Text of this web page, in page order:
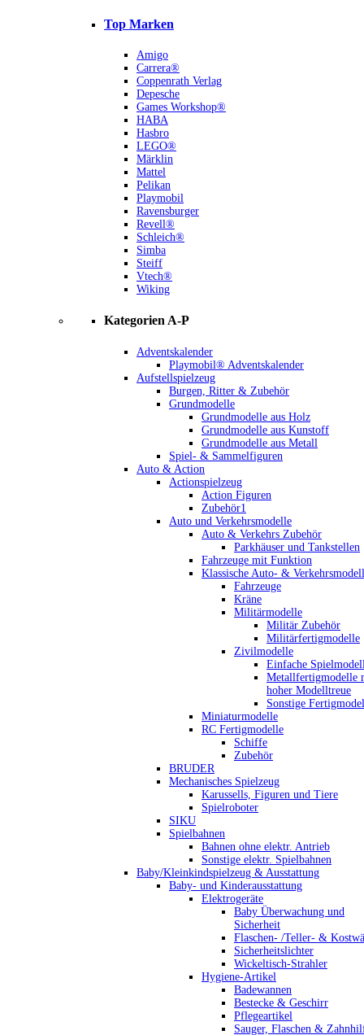
Top Marken
Amigo
Carrera®
Coppenrath Verlag
Depesche
Games Workshop®
HABA
Hasbro
LEGO®
Märklin
Mattel
Pelikan
Playmobil
Ravensburger
Revell®
Schleich®
Simba
Steiff
Vtech®
Wiking
Kategorien A-P
Adventskalender
Playmobil® Adventskalender
Aufstellspielzeug
Burgen, Ritter & Zubehör
Grundmodelle
Grundmodelle aus Holz
Grundmodelle aus Kunstoff
Grundmodelle aus Metall
Spiel- & Sammelfiguren
Auto & Action
Actionspielzeug
Action Figuren
Zubehör1
Auto und Verkehrsmodelle
Auto & Verkehrs Zubehör
Parkhäuser und Tankstellen
Fahrzeuge mit Funktion
Klassische Auto- &
Fahrzeuge
Kräne
Militärmodelle
Militär Zubehör
Militärfertigmodelle
Zivilmodelle
Einfache
Metallfertigmodelle
hoher Modelltreue
Sonstige
Miniaturmodelle
RC Fertigmodelle
Schiffe
Zubehör
BRUDER
Mechanisches Spielzeug
Karussells, Figuren und Tiere
Spielroboter
SIKU
Spielbahnen
Bahnen ohne elektr. Antrieb
Sonstige elektr. Spielbahnen
Baby/Kleinkindspielzeug & Ausstattung
Baby- und Kinderausstattung
Elektrogeräte
Baby Überwachung und
Sicherheit
Flaschen- /Teller- &
Sicherheitslichter
Wickeltisch-Strahler
Hygiene-Artikel
Badewannen
Bestecke & Geschirr
Pflegeartikel
Sauger, Flaschen &